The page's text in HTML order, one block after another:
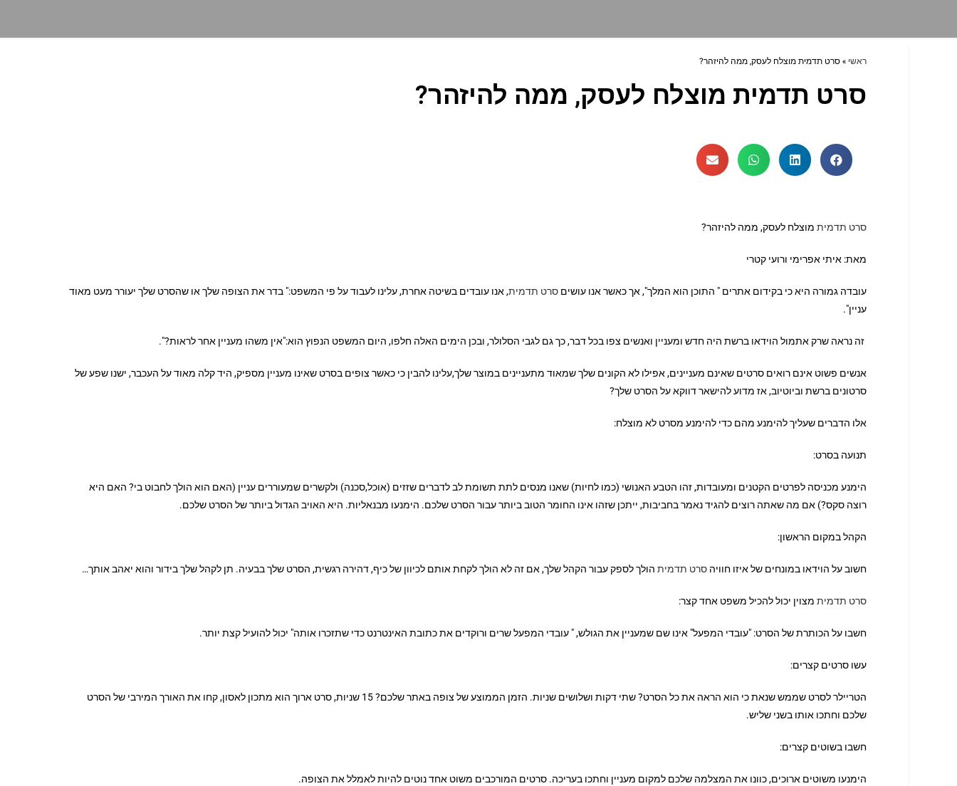
ראשי »סרט תדמית מוצלח לעסק, ממה להיזהר?
סרט תדמית מוצלח לעסק, ממה להיזהר?
סרט תדמית מוצלח לעסק, ממה להיזהר?
מאת: איתי אפרימי ורועי קטרי
עובדה גמורה היא כי בקידום אתרים " התוכן הוא המלך", אך כאשר אנו עושיםסרט תדמית, אנו עובדים בשיטה אחרת, עלינו לעבוד על פי המשפט:" בדר את הצופה שלך או שהסרט שלך יעורר מעט מאוד
עניין".
זה נראה שרק אתמול הוידאו ברשת היה חדש ומעניין ואנשים צפו בכל דבר, כך גם לגבי הסלולר, ובכן הימים האלה חלפו, היום המשפט הנפוץ הוא:"אין משהו מעניין אחר לראות?".
אנשים פשוט אינם רואים סרטים שאינם מעניינים, אפילו לא הקונים שלך שמאוד מתעניינים במוצר שלך,עלינו להבין כי כאשר צופים בסרט שאינו מעניין מספיק, היד קלה מאוד על העכבר, ישנו שפע של
סרטונים ברשת וביוטיוב, אז מדוע להישאר דווקא על הסרט שלך?
אלו הדברים שעליך להימנע מהם כדי להימנע מסרט לא מוצלח:
תנועה בסרט:
הימנע מכניסה לפרטים הקטנים ומעובדות, זהו הטבע האנושי (כמו לחיות) שאנו מנסים לתת תשומת לב לדברים שזזים (אוכל,סכנה) ולקשרים שמעוררים עניין (האם הוא הולך לחבוט בי? האם היא
רוצה סקס?) אם מה שאתה רוצים להגיד נאמר בחביבות, ייתכן שזהו אינו החומר הטוב ביותר עבור הסרט שלכם. הימנעו מבנאליות. היא האויב הגדול ביותר של הסרט שלכם.
הקהל במקום הראשון:
חשוב על הוידאו במונחים של איזו חוויהסרט תדמית הולך לספק עבור הקהל שלך, אם זה לא הולך לקחת אותם לכיוון של כיף, דהירה רגשית, הסרט שלך בבעיה. תן לקהל שלך בידור והוא יאהב אותך…
סרט תדמית מצוין יכול להכיל משפט אחד קצר:
חשבו על הכותרת של הסרט: "עובדי המפעל" אינו שם שמעניין את הגולש, " עובדי המפעל שרים ורוקדים את כתובת האינטרנט כדי שתזכרו אותה" יכול להועיל קצת יותר.
עשו סרטים קצרים:
הטריילר לסרט שממש שנאת כי הוא הראה את כל הסרט? שתי דקות ושלושים שניות. הזמן הממוצע של צופה באתר שלכם? 15 שניות, סרט ארוך הוא מתכון לאסון, קחו את האורך המירבי של הסרט
שלכם וחתכו אותו בשני שליש.
חשבו בשוטים קצרים:
הימנעו משוטים ארוכים, כוונו את המצלמה שלכם למקום מעניין וחתכו בעריכה. סרטים המורכבים משוט אחד נוטים להיות לאמלל את הצופה.